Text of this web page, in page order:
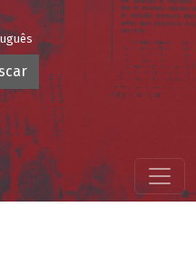
al contenido principal